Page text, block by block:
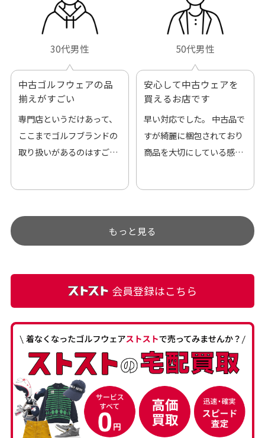
30代男性
中古ゴルフウェアの品
揃えがすごい
専門店というだけあって、
ここまでゴルフブランドの
取り扱いがあるのはすご
す。
50代男性
安心して中古ウェアを
買えるお店です
早い対応でした。 中古品で
すが綺麗に梱包されており
商品を大切にしている感が
うぐらい目立つことなく綺
麗な商品でお安く購入でき
もっと見る
会員登録はこちら